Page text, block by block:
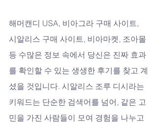
해머캔디 USA, 비아그라 구매 사이트,
시알리스 구매 사이트, 비아마켓, 조아몰
등 수많은 정보 속에서 당신은 진짜 효과
를 확인할 수 있는 생생한 후기를 찾고 계
셨을 것입니다. 시알리스 조루 디시라는
키워드는 단순한 검색어를 넘어, 같은 고
민을 가진 사람들이 모여 경험을 나누고